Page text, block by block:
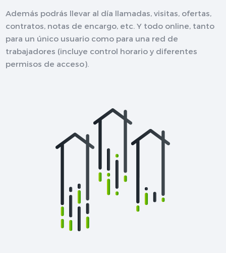
Además podrás llevar al día llamadas, visitas, ofertas,
contratos, notas de encargo, etc. Y todo online, tanto
para un único usuario como para una red de
trabajadores (incluye control horario y diferentes
permisos de acceso).